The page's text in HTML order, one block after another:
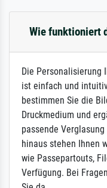
Wie funktioniert
Die Personalisierung
ist einfach und
bestimmen Sie die
Druckmedium und
passende
hinaus stehen Ihnen
wie Passepartouts,
Verfügung. Bei